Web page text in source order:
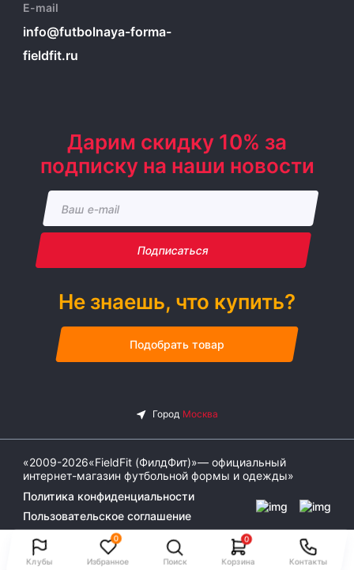
Клубы
0
Избранное Поиск
0
Корзина Контакты
E-mail
info@futbolnaya-forma-
fieldfit.ru
Дарим скидку 10% за
подписку на наши новости
Подписаться
Не знаешь, что купить?
Подобрать товар
«2009-2026«FieldFit (ФилдФит)»— официальный
интернет-магазин футбольной формы и одежды»
Политика конфиденциальности
Пользовательское соглашение